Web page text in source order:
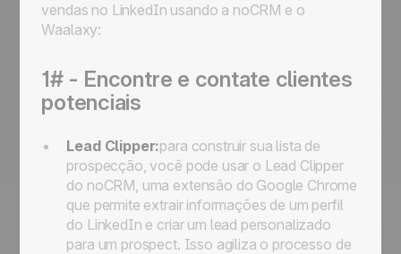
vendas no LinkedIn usando a noCRM e o
Waalaxy:
1# - Encontre e contate clientes
potenciais
Lead Clipper:para construir sua lista de
prospecção, você pode usar o Lead Clipper
do noCRM, uma extensão do Google Chrome
que permite extrair informações de um perfil
do LinkedIn e criar um lead personalizado
para um prospect. Isso agiliza o processo de